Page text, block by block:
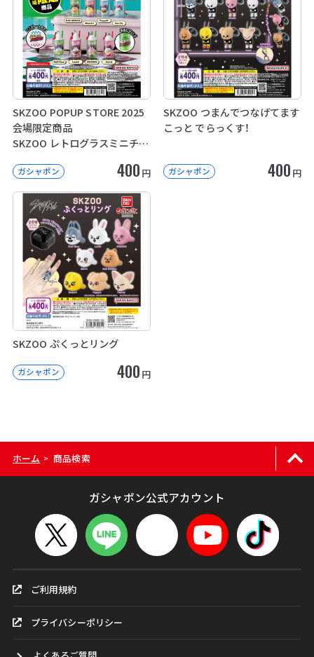
SKZOO POPUP STORE 2025
会場限定商品
SKZOO レトログラスミニチュ
ガシャポン 400 円
SKZOO つまんでつなげてます
こっと でらっくす！
ガシャポン 400 円
SKZOO ぷくっとリング
ガシャポン 400 円
ホーム > 商品検索
ガシャポン公式アカウント
ご利用規約
プライバシーポリシー